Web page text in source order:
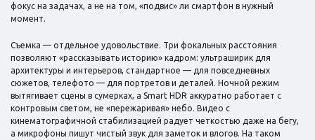
фокус на задачах, а не на том, «подвис» ли смартфон в нужный
момент.
Съемка — отдельное удовольствие. Три фокальных расстояния
позволяют «рассказывать историю» кадром: ультраширик для
архитектуры и интерьеров, стандартное — для повседневных
сюжетов, телефото — для портретов и деталей. Ночной режим
вытягивает сцены в сумерках, а Smart HDR аккуратно работает с
контровым светом, не «пережаривая» небо. Видео с
кинематографичной стабилизацией радует четкостью даже на бегу,
а микрофоны пишут чистый звук для заметок и влогов. На таком